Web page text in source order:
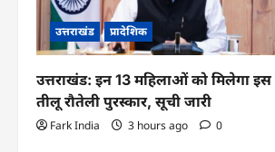
उत्तराखंड प्रादेशिक
उत्तराखंड: इन 13 महिलाओं को मिलेगा इस
तीलू रौतेली पुरस्कार, सूची जारी
Fark India 3 hours ago 0